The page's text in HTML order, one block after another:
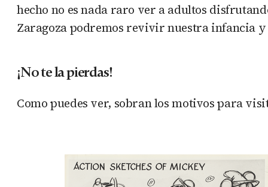
hecho no es nada raro ver a adultos
Zaragoza podremos revivir nuestra infancia
¡No te la pierdas!
Como puedes ver, sobran los motivos para